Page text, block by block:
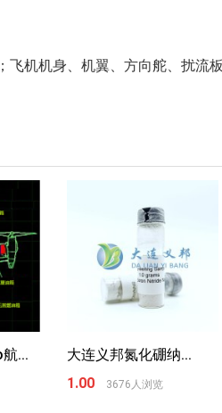
机机身、机翼、方向舵、扰流
...
大连义邦氮化硼纳...
1.00
3676人浏览